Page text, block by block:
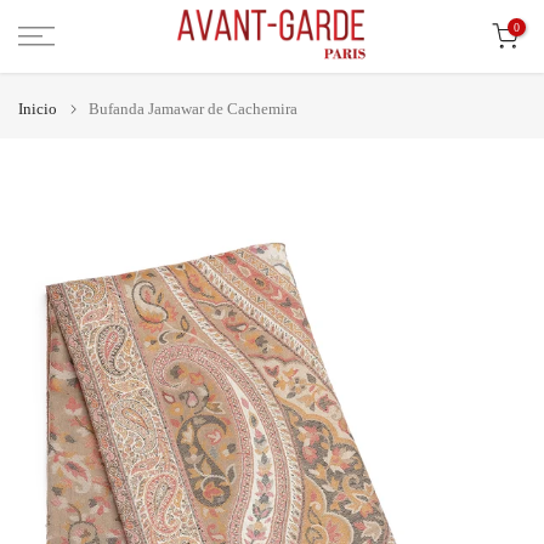
Ir
0
Inicio Bufanda Jamawar de Cachemira